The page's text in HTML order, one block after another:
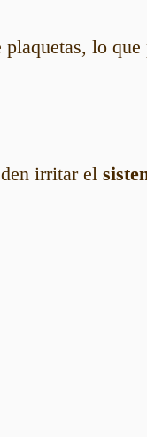
lo que
irritar el